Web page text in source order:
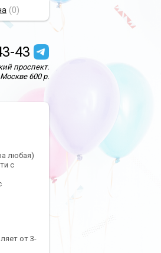
43
проспект.
600 р.
любая)
с
от 3-
(0)